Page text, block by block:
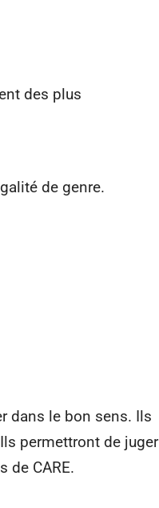
des plus
de genre.
dans le bon sens. Ils
permettront de juger
de CARE.